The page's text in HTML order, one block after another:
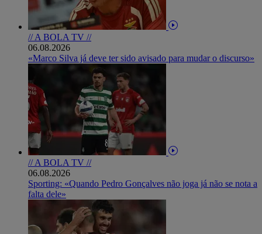
// A BOLA TV //
06.08.2026
«Marco Silva já deve ter sido avisado para mudar o discurso»
// A BOLA TV //
06.08.2026
Sporting: «Quando Pedro Gonçalves não joga já não se nota a
falta dele»